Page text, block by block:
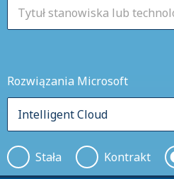
Rozwiązania Microsoft
Stała Kontrakt